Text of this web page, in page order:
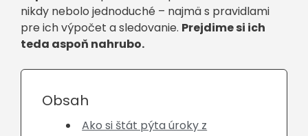
nikdy nebolo jednoduché – najmä s pravidlami
pre ich výpočet a sledovanie. Prejdime si ich
teda aspoň nahrubo.
Obsah
Ako si štát pýta úroky z